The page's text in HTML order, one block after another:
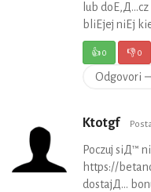
lub
bliЕјej niЕј
👍0 👎0
Odgovori
Ktotgf
Poczuj siД™
https://
dostajД…